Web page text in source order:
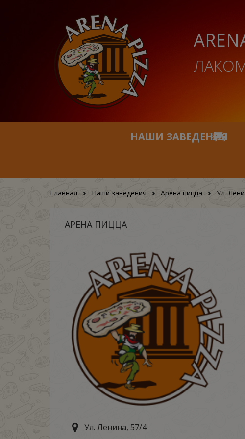
НАШИ ЗАВЕДЕНИЯ
Главная Наши заведения Арена пицца Ул.
АРЕНА ПИЦЦА
Ул. Ленина, 57/4